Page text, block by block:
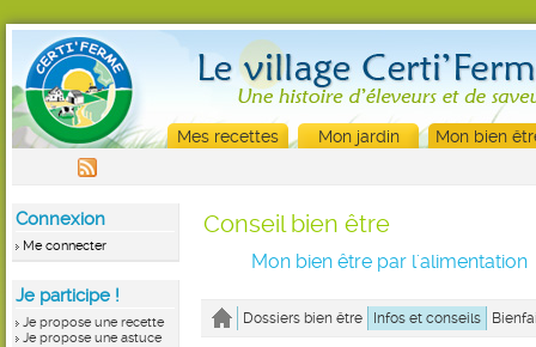
Mes recettes Mon jardin Mon bien
Connexion
Me connecter
Je participe !
Je propose une recette
Je propose une astuce
Conseil bien être
Mon bien être par l'alimentation
Dossiers bien être Infos et conseils